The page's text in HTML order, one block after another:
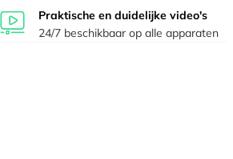
Praktische en duidelijke video's
24/7 beschikbaar op alle apparaten